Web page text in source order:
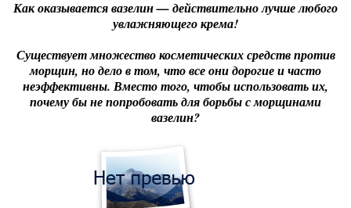
Как оказывается вазелин — действительно лучше любого
увлажняющего крема!
Существует множество косметических средств против
морщин, но дело в том, что все они дорогие и часто
неэффективны. Вместо того, чтобы использовать их,
почему бы не попробовать для борьбы с морщинами
вазелин?